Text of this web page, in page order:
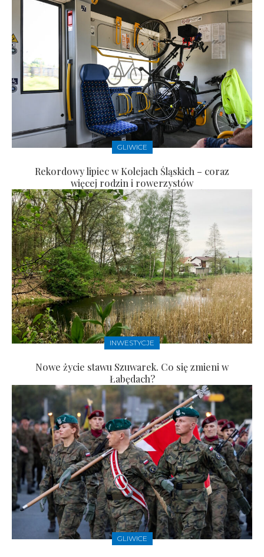
GLIWICE
Rekordowy lipiec w Kolejach Śląskich – coraz
więcej rodzin i rowerzystów
INWESTYCJE
Nowe życie stawu Szuwarek. Co się zmieni w
Łabędach?
GLIWICE